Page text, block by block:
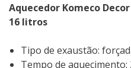
Aquecedor Komeco
16 litros
Tipo de exaustão:
Tempo de aquecimento: